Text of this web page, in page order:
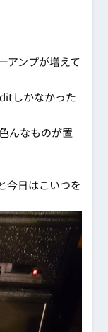
アンプが増えて
しかなかった
んなものが置
今日はこいつを